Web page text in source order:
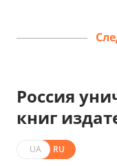
Россия
книг
UA RU